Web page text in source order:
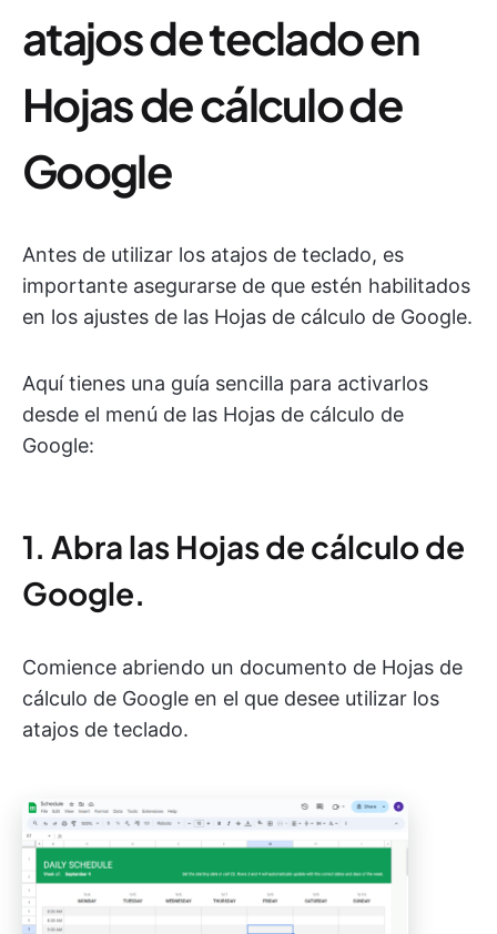
atajos de teclado en
Hojas de cálculo de
Google
Antes de utilizar los atajos de teclado, es
importante asegurarse de que estén habilitados
en los ajustes de las Hojas de cálculo de Google.
Aquí tienes una guía sencilla para activarlos
desde el menú de las Hojas de cálculo de
Google:
1. Abra las Hojas de cálculo de
Google.
Comience abriendo un documento de Hojas de
cálculo de Google en el que desee utilizar los
atajos de teclado.